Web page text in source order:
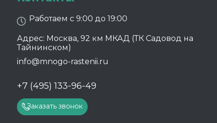
Работаем с 9:00 до 19:00
Адрес: Москва, 92 км МКАД (ТК Садовод на
Тайнинском)
info@mnogo-rastenii.ru
+7 (495) 133-96-49
Заказать звонок